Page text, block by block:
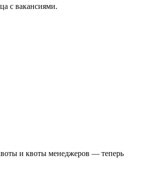
с вакансиями.
и квоты менеджеров — теперь